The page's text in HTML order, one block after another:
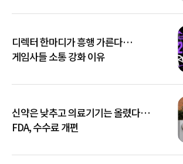
디렉터 한마디가 흥행 가른다…
게임사들 소통 강화 이유
신약은 낮추고 의료기기는 올렸다…
FDA, 수수료 개편